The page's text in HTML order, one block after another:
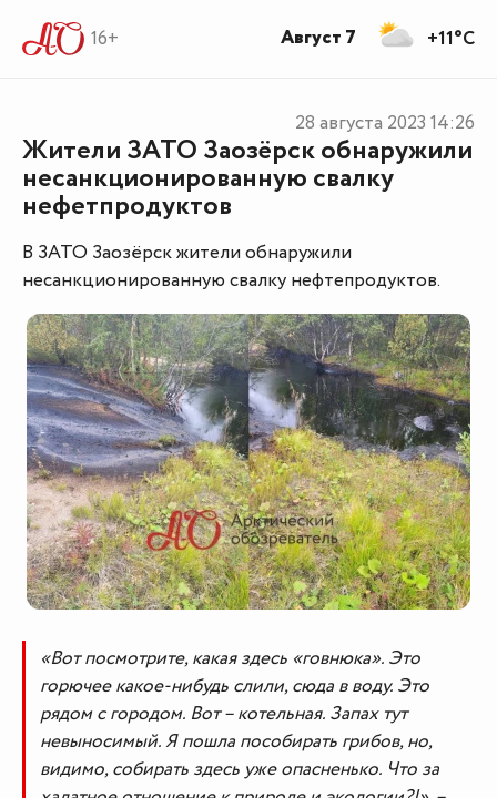
16+
Жители ЗАТО Заозёрск обнаружили
несанкционированную свалку
нефетпродуктов
28 августа 2023 14:26
В ЗАТО Заозёрск жители обнаружили
несанкционированную свалку нефтепродуктов.
«Вот посмотрите, какая здесь «говнюка». Это
горючее какое-нибудь слили, сюда в воду. Это
рядом с городом. Вот – котельная. Запах тут
невыносимый. Я пошла пособирать грибов, но,
видимо, собирать здесь уже опасненько. Что за
+11°C
Август 7